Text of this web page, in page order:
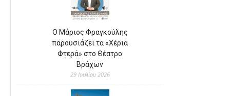
Ο Μάριος Φραγκούλης
παρουσιάζει τα «Χέρια
Φτερά» στο Θέατρο
Βράχων
29 Ιουλίου 2026